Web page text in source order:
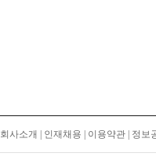
회사소개 인재채용 이용약관 정보